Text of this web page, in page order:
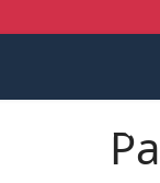
Startech's Days